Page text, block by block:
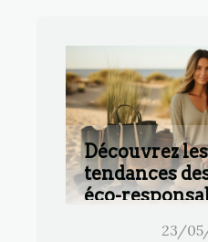
Découvrez
tendances
éco-
23/